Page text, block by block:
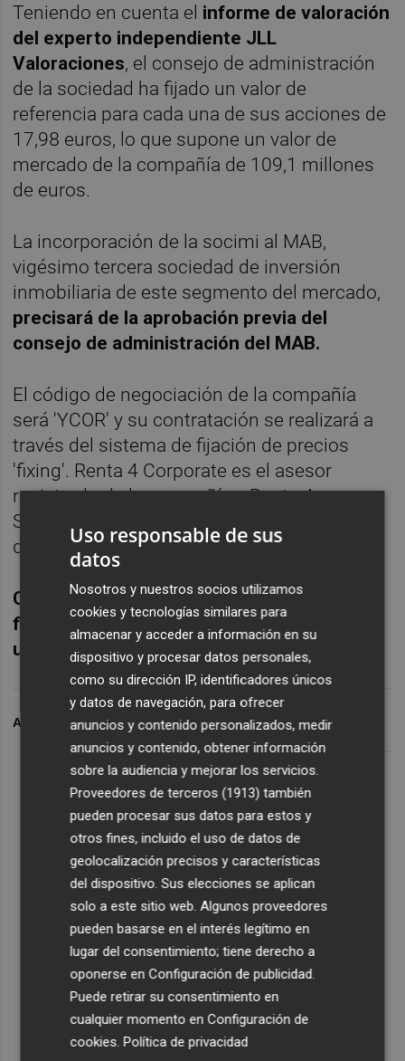
Teniendo en cuenta el informe de valoración
del experto independiente JLL
Valoraciones, el consejo de administración
de la sociedad ha fijado un valor de
referencia para cada una de sus acciones de
17,98 euros, lo que supone un valor de
mercado de la compañía de 109,1 millones
de euros.
La incorporación de la socimi al MAB,
vigésimo tercera sociedad de inversión
inmobiliaria de este segmento del mercado,
precisará de la aprobación previa del
consejo de administración del MAB.
El código de negociación de la compañía
será 'YCOR' y su contratación se realizará a
través del sistema de fijación de precios
'fixing'. Renta 4 Corporate es el asesor
registrado de la compañía y Renta 4
Sociedad de Valores actúa como proveedor
de liquidez.
Corona Patrimonial Socimi a través de sus
filiales posee una cartera de 6 inmuebles
ubicados en Madrid y Barcelona.
ARCHIVADO EN CORONA PATRIMONIAL MAB SOCIMI
Uso responsable de sus
datos
Nosotros y nuestros socios utilizamos
cookies y tecnologías similares para
almacenar y acceder a información en su
dispositivo y procesar datos personales,
como su dirección IP, identificadores únicos
y datos de navegación, para ofrecer
anuncios y contenido personalizados, medir
anuncios y contenido, obtener información
sobre la audiencia y mejorar los servicios.
Proveedores de terceros (1913) también
pueden procesar sus datos para estos y
otros fines, incluido el uso de datos de
geolocalización precisos y características
del dispositivo. Sus elecciones se aplican
solo a este sitio web. Algunos proveedores
pueden basarse en el interés legítimo en
lugar del consentimiento; tiene derecho a
oponerse enConfiguración de publicidad
Puede retirar su consentimiento en
cualquier momento enConfiguración de
cookies .Política de privacidad